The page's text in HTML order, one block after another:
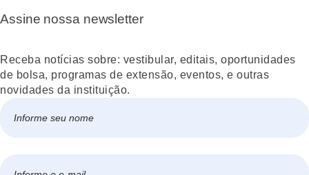
Assine nossa newsletter
Receba notícias sobre: vestibular, editais, oportunidades
de bolsa, programas de extensão, eventos, e outras
novidades da instituição.